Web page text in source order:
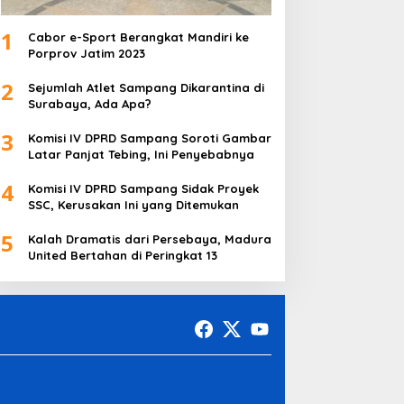
1
Cabor e-Sport Berangkat Mandiri ke
Porprov Jatim 2023
2
Sejumlah Atlet Sampang Dikarantina di
Surabaya, Ada Apa?
3
Komisi IV DPRD Sampang Soroti Gambar
Latar Panjat Tebing, Ini Penyebabnya
4
Komisi IV DPRD Sampang Sidak Proyek
SSC, Kerusakan Ini yang Ditemukan
5
Kalah Dramatis dari Persebaya, Madura
United Bertahan di Peringkat 13